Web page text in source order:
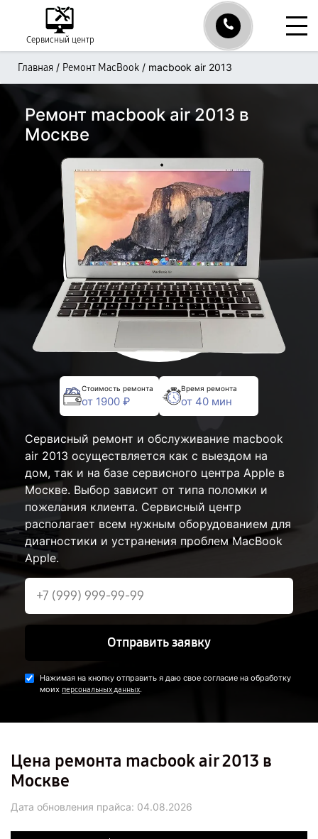
Сервисный центр
Главная / Ремонт MacBook / macbook air 2013
Ремонт macbook air 2013 в
Москве
Стоимость ремонта
от 1900 ₽
Время ремонта
от 40 мин
Сервисный ремонт и обслуживание macbook
air 2013 осуществляется как с выездом на
дом, так и на базе сервисного центра Apple в
Москве. Выбор зависит от типа поломки и
пожелания клиента. Сервисный центр
располагает всем нужным оборудованием для
диагностики и устранения проблем MacBook
Apple.
Отправить заявку
Нажимая на кнопку отправить я даю свое согласие на обработку
моих персональных данных.
Цена ремонта macbook air 2013 в
Москве
Дата обновления прайса: 04.08.2026